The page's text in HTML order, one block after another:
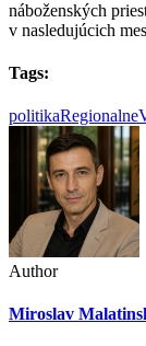
náboženských
v nasledujúcich
Tags:
politika
Author
Miroslav